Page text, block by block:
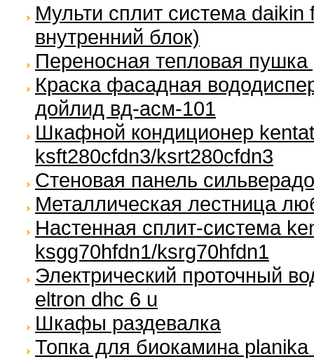
Мульти сплит система daikin
внутренний блок)
Переносная тепловая
Краска фасадная
дойлид вд-асм-101
Шкафной кондиционер
ksft280cfdn3/ksrt280cfdn3
Стеновая панель
Металлическая лестница
Настенная сплит-система
ksgg70hfdn1/ksrg70hfdn1
Электрический проточный
eltron dhc 6 u
Шкафы раздевалка
Топка для биокамина